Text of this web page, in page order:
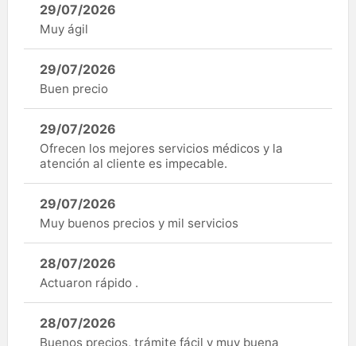
29/07/2026
Muy ágil
29/07/2026
Buen precio
29/07/2026
Ofrecen los mejores servicios médicos y la
atención al cliente es impecable.
29/07/2026
Muy buenos precios y mil servicios
28/07/2026
Actuaron rápido .
28/07/2026
Buenos precios, trámite fácil y muy buena